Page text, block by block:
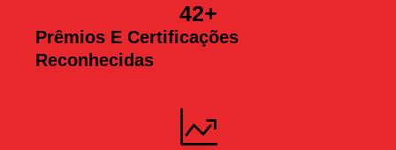
Prêmios E Certificações
Reconhecidas
42+